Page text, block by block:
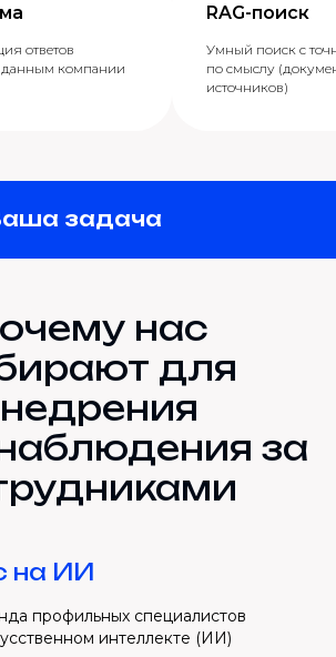
ответов
компании
RAG-поиск
Умный поиск с
по смыслу
источников)
задача
нас
для
за
на ИИ
профильных специалистов
интеллекте (ИИ)